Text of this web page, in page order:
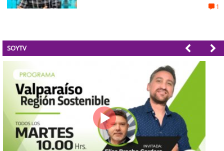
1
SOYTV